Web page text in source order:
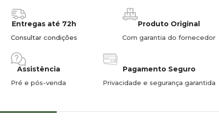
colagem de vidro) clique aqui para o obter.
Entregas até 72h
Consultar condições
Produto Original
Com garantia do fornecedor
Assistência
Pré e pós-venda
Pagamento Seguro
Privacidade e segurança garantida